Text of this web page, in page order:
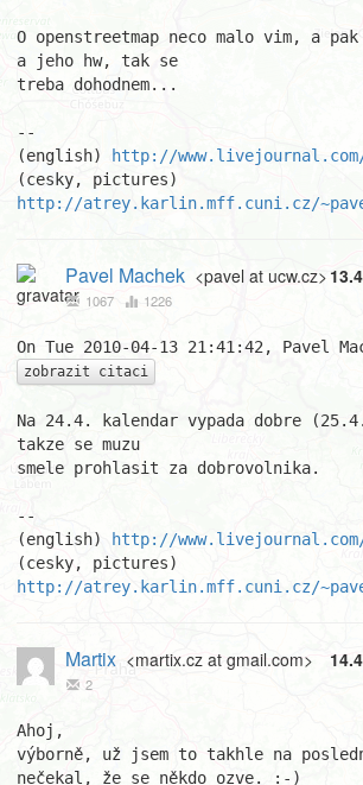
O openstreetmap neco malo vim, a
a jeho hw, tak se
treba dohodnem...
--
(english)
http://www.livejournal.com/
http://atrey.karlin.mff.cuni.cz/
Pavel Machek <pavel at ucw.cz>
1067 1226
zobrazit citaci
Na 24.4. kalendar vypada dobre
takze se muzu
smele prohlasit za dobrovolnika.
--
(english)
http://www.livejournal.com/
http://atrey.karlin.mff.cuni.cz/
Martix <martix.cz at gmail.com>
2
Ahoj,
výborně, už jsem to takhle na
nečekal, že se někdo ozve. :-)